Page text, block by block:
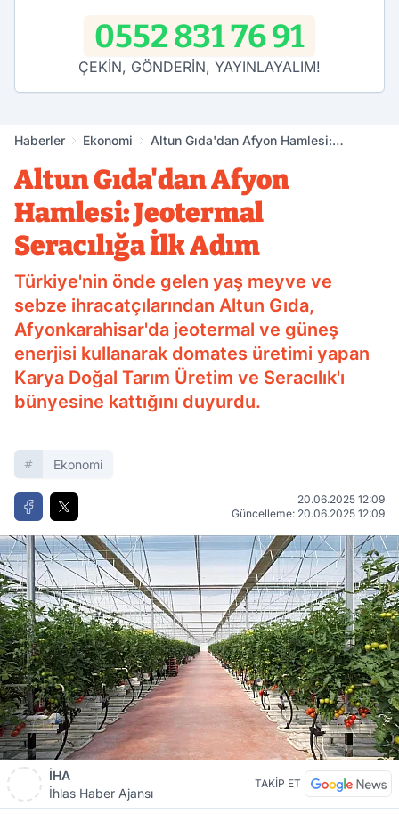
0552 831 76 91
ÇEKİN, GÖNDERİN, YAYINLAYALIM!
Haberler Ekonomi
Altun Gıda'dan Afyon Hamlesi:
Altun Gıda'dan Afyon
Hamlesi: Jeotermal
Seracılığa İlk Adım
Türkiye'nin önde gelen yaş meyve ve
sebze ihracatçılarından Altun Gıda,
Afyonkarahisar'da jeotermal ve güneş
enerjisi kullanarak domates üretimi yapan
Karya Doğal Tarım Üretim ve Seracılık'ı
bünyesine kattığını duyurdu.
Ekonomi
20.06.2025 12:09
Güncelleme: 20.06.2025 12:09
İHA
İhlas Haber Ajansı
TAKİP ET